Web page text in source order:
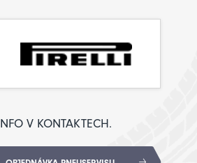
V KONTAKTECH.